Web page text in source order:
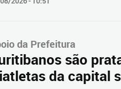
da Prefeitura
são
da capital